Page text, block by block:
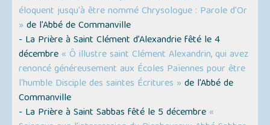
éloquent jusqu'à être nommé Chrysologue : Parole d'Or
» de l'Abbé de Commanville
- La Prière à Saint Clément d’Alexandrie fêté le 4
décembre « Ô illustre saint Clément Alexandrin, qui avez
renoncé généreusement aux Écoles Païennes pour être
l'humble Disciple des saintes Écritures » de l'Abbé de
Commanville
- La Prière à Saint Sabbas fêté le 5 décembre «